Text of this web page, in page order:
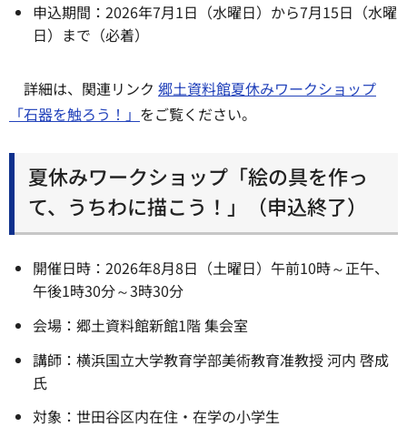
申込期間：2026年7月1日（水曜日）から7月15日（水曜
日）まで（必着）
詳細は、関連リンク 郷土資料館夏休みワークショップ
「石器を触ろう！」 をご覧ください。
夏休みワークショップ「絵の具を作っ
て、うちわに描こう！」（申込終了）
開催日時：2026年8月8日（土曜日）午前10時～正午、
午後1時30分～3時30分
会場：郷土資料館新館1階 集会室
講師：横浜国立大学教育学部美術教育准教授 河内 啓成
氏
対象：世田谷区内在住・在学の小学生